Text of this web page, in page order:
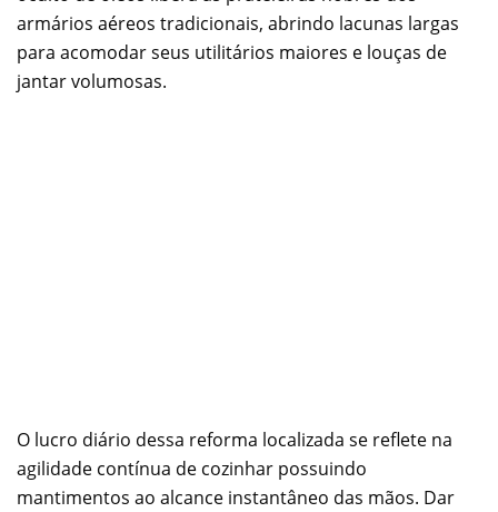
armários aéreos tradicionais, abrindo lacunas largas
para acomodar seus utilitários maiores e louças de
jantar volumosas.
O lucro diário dessa reforma localizada se reflete na
agilidade contínua de cozinhar possuindo
mantimentos ao alcance instantâneo das mãos. Dar